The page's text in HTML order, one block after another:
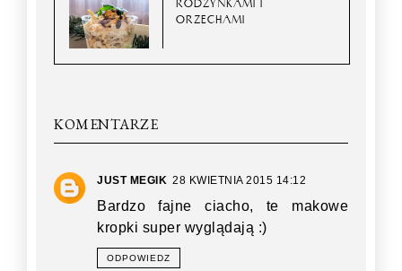
RODZYNKAMI I
ORZECHAMI
KOMENTARZE
JUST MEGIK 28 KWIETNIA 2015 14:12
Bardzo fajne ciacho, te makowe
kropki super wyglądają :)
ODPOWIEDZ